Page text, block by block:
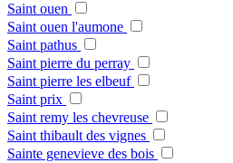
Saint ouen
Saint ouen l'aumone
Saint pathus
Saint pierre du perray
Saint pierre les elbeuf
Saint prix
Saint remy les chevreuse
Saint thibault des vignes
Sainte genevieve des bois